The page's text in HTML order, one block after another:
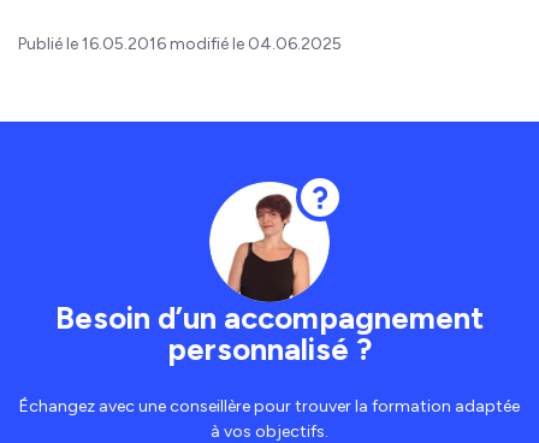
Publié le 16.05.2016 modifié le 04.06.2025
Besoin d’un accompagnement
personnalisé ?
Échangez avec une conseillère pour trouver la formation adaptée
à vos objectifs.